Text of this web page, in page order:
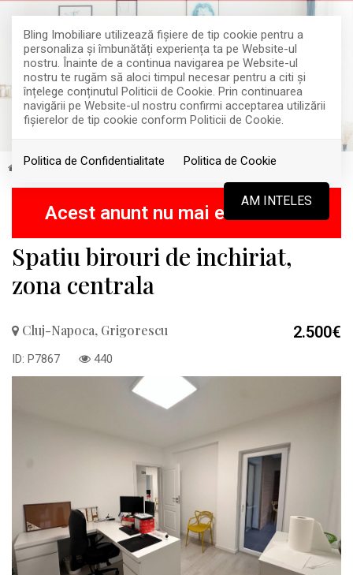
Bling Imobiliare utilizează fişiere de tip cookie pentru a
personaliza și îmbunătăți experiența ta pe Website-ul
nostru. Înainte de a continua navigarea pe Website-ul
nostru te rugăm să aloci timpul necesar pentru a citi și
înțelege conținutul Politicii de Cookie. Prin continuarea
navigării pe Website-ul nostru confirmi acceptarea utilizării
fişierelor de tip cookie conform Politicii de Cookie.
Politica de Confidentialitate Politica de Cookie
AM INTELES
Inchiriere Spatii birouri Cluj-Napoca Grigorescu
Acest anunt nu mai este activ !
Spatiu birouri de inchiriat,
zona centrala
Cluj-Napoca, Grigorescu 2.500€
ID: P7867 440